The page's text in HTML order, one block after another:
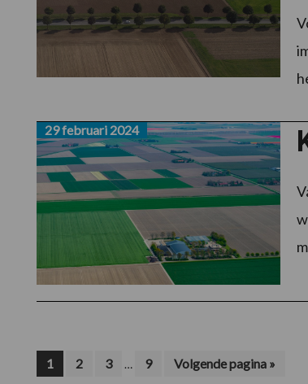
29 februari 2024
Pagina
1 Pagina
2 Pagina
3
Interim
… Pagina
9
Ga
naar
Volgende pagina »